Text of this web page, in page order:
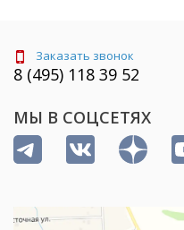
Заказать звонок
8 (495) 118 39 52
МЫ В СОЦСЕТЯХ